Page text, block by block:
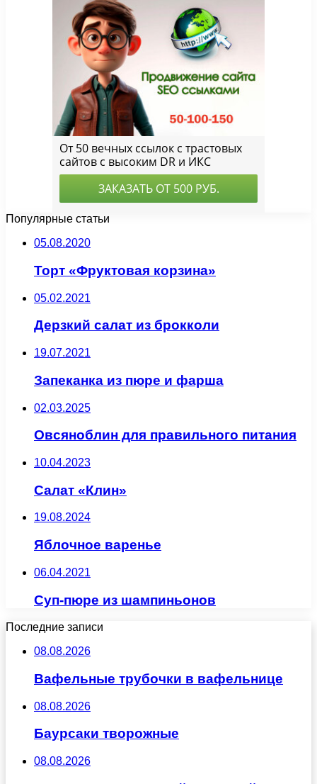
Популярные статьи
05.08.2020
Торт «Фруктовая корзина»
05.02.2021
Дерзкий салат из брокколи
19.07.2021
Запеканка из пюре и фарша
02.03.2025
Овсяноблин для правильного питания
10.04.2023
Салат «Клин»
19.08.2024
Яблочное варенье
06.04.2021
Суп-пюре из шампиньонов
Последние записи
08.08.2026
Вафельные трубочки в вафельнице
08.08.2026
Баурсаки творожные
08.08.2026